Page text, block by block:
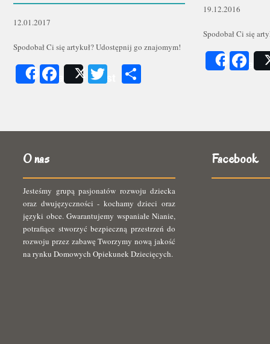
12.01.2017
Spodobał Ci się artykuł? Udostępnij go znajomym!
ShareFacebook
Post Twitter
19.12.2016
Spodobał Ci się
Share
O nas
Jesteśmy grupą pasjonatów rozwoju dziecka
oraz dwujęzyczności - kochamy dzieci oraz
języki obce. Gwarantujemy wspaniałe Nianie,
potrafiące stworzyć bezpieczną przestrzeń do
rozwoju przez zabawę Tworzymy nową jakość
na rynku Domowych Opiekunek Dziecięcych.
Facebook